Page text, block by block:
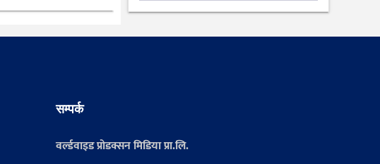
सम्पर्क
वर्ल्डवाइड प्रोडक्सन मिडिया प्रा.लि.